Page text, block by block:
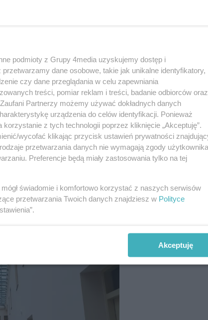
podmioty z Grupy 4media uzyskujemy dostęp i
dane osobowe, takie jak unikalne identyfikatory,
czy dane przeglądania w celu zapewniania
treści, pomiar reklam i treści, badanie odbiorców oraz
Partnerzy możemy używać dokładnych danych
urządzenia do celów identyfikacji. Ponieważ
z tych technologii poprzez kliknięcie „Akceptuję”.
wycofać klikając przycisk ustawień prywatności
przetwarzania danych nie wymagają zgody
Preferencje będą miały zastosowania tylko na tej
świadomie i komfortowo korzystać z naszych serwisów
przetwarzania Twoich danych znajdziesz w Polityce
Akceptuję